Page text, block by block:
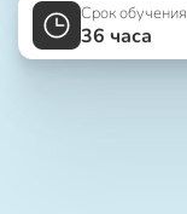
Срок обучения
36 часа